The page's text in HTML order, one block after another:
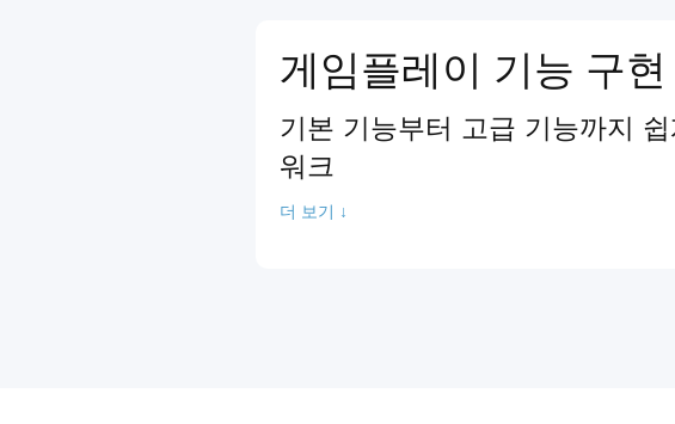
게임플레이 기능 구현
기본 기능부터 고급 기능까지
워크
더 보기 ↓